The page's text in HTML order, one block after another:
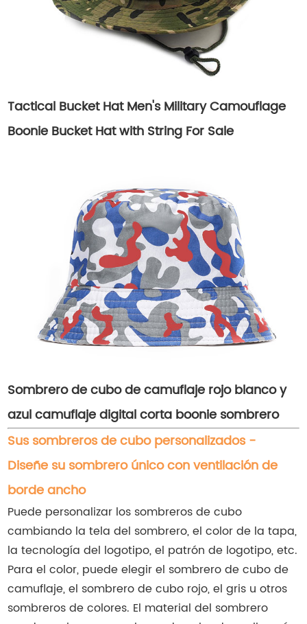
Tactical Bucket Hat Men's Military Camouflage
Boonie Bucket Hat with String For Sale
Sombrero de cubo de camuflaje rojo blanco y
azul camuflaje digital corta boonie sombrero
Sus sombreros de cubo personalizados -
Diseñe su sombrero único con ventilación de
borde ancho
Puede personalizar los sombreros de cubo
cambiando la tela del sombrero, el color de la tapa,
la tecnología del logotipo, el patrón de logotipo, etc.
Para el color, puede elegir el sombrero de cubo de
camuflaje, el sombrero de cubo rojo, el gris u otros
sombreros de colores. El material del sombrero